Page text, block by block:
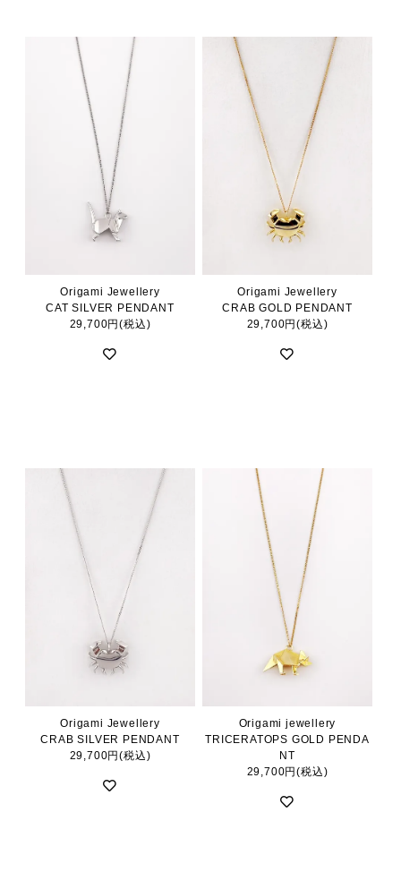
Origami Jewellery
CAT SILVER PENDANT
29,700円(税込)
Origami Jewellery
CRAB GOLD PENDANT
29,700円(税込)
Origami Jewellery
CRAB SILVER PENDANT
29,700円(税込)
Origami jewellery
TRICERATOPS GOLD PENDA
NT
29,700円(税込)